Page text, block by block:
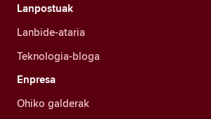
Lanpostuak
Lanbide-ataria
Teknologia-bloga
Enpresa
Ohiko galderak